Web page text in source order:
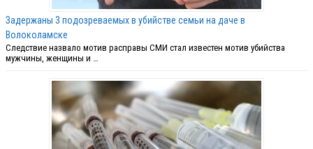
Задержаны 3 подозреваемых в убийстве семьи на даче в
Волоколамске
Следствие назвало мотив расправы СМИ стал известен мотив убийства
мужчины, женщины и …